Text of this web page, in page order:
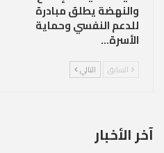
والنهضة يطلق مبادرة
للدعم النفسي وحماية
الأسرة…
السابق التالي
آخر الأخبار